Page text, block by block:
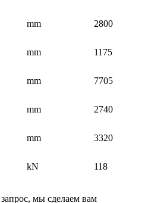
mm 2800
mm 1175
mm 7705
mm 2740
mm 3320
kN 118
мы сделаем вам